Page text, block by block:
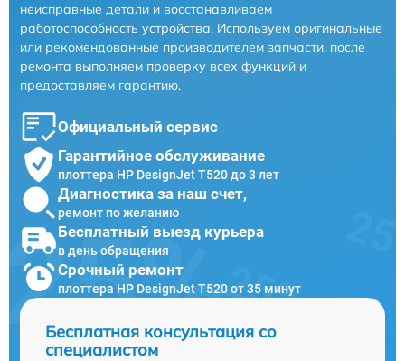
неисправные детали и восстанавливаем
работоспособность устройства. Используем оригинальные
или рекомендованные производителем запчасти, после
ремонта выполняем проверку всех функций и
предоставляем гарантию.
Официальный сервис
Гарантийное обслуживание
плоттера HP DesignJet T520 до 3 лет
Диагностика за наш счет,
ремонт по желанию
Бесплатный выезд курьера
в день обращения
Срочный ремонт
плоттера HP DesignJet T520 от 35 минут
Бесплатная консультация со
специалистом